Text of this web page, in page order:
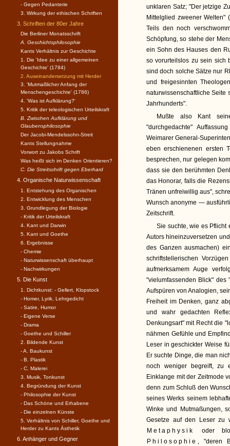
unklaren Satz; "Der jetzige
Mittelglied zweener Welten"
Teils den noch
Schöpfung, so stehe der
ein Sohn des Hauses den
so vorurteilslos zu sein sich
sind doch solche Sätze nur
und freigesinnten
naturwissenschaftliche Seite
Jahrhunderts".
Mußte also Kant
"durchgedachte"
Weimarer General-
eben erschienenen ersten
besprechen, nur gelegen
dass sie den berühmten
das Honorar, falls die
Tränen unfreiwillig aus",
Wunsch anonyme —
Zeitschrift.
Sie suchte, wie es Pflicht
Autors hineinzuversetzen
des Ganzen ausmachen)
schriftstellerischen
aufmerksamem Auge
"vielumfassenden Blick" des
Aufspüren von Analogien,
Freiheit im Denken, ganz
und wahr gedachten
Denkungsart" mit Recht die
nähmen Gefühle und
Leser in geschickter Weise
Er suchte Dinge, die man
noch weniger begreift, zu
Einklange mit der Zeitmode
denn zum Schluß den
seines Werks seinem
Winke und Mutmaßungen,
Gesetze auf den Leser zu
Metaphysik
oder
Philosophie , "deren
- Gegen Pedanterie
3. Wirkung der ethischen Schriften
3. Schriften der 80er Jahre
Die Berliner Monatsschrift
A. Geschichtsphilosophie
Kants Verhältnis zur Geschichte
1. Die 'Idee zu einer allgemeinen
Geschichte' (1784)
2. Auseinandersetzung mit Herder
3. 'Mutmaßlicher Anfang der
Menschengeschichte' (1786)
4. 'Was ist Aufklärung?'
5. Kritik der teleologischen Urteilskraft
B. Zwischen Aufklärung und
Glaubensphilosophie
Der Jacobi-Mendelssohn-Streit
Kants Stellungnahme
Vorwort zu Jakobs Schrift
Was heißt sich im Denken Orientieren?
C. Die Streitschrift gegen Eberhard
4. Organische Naturwissenschaft
1. Entstehung des Organischen
2. Entwicklung des Menschen
3. Grundlegung der Biologie
- Kritik der Urteilskraft
4. Kant und Darwin
5. Kant und Goethe
6. Ergebnisse
- Chemie
- Naturwissenschaft überhaupt
- Nachwirkungen
5. Die Kunst
1. Dichtkunst: - Gellert, Klopstock
- Homer, Lyrik, Lehrgedicht
- Satire, Humor
- Eigene Verse
- Drama
- Goethe und Schiller
2. Bildende Kunst
- A. Baukunst
- B. Plastik
- C. Malerei
3. Musik, Tonkunst
4. Begründung der Kunst
- Philosophie der Kunst
- Das Schöne und Erhabene
- Die einzelnen Künste
5. Verhältnis von Schiller, Goethe und
Herder zu Kants Ästhetik
6. Anhänger und Gegner